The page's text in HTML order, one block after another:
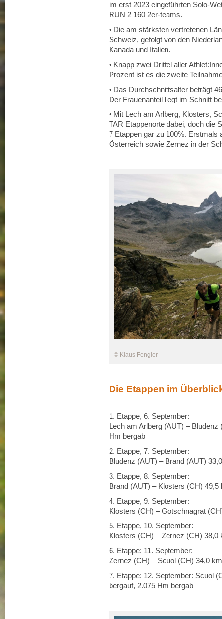
im erst 2023 eingeführten Solo-
RUN 2 160 2er-teams.
• Die am stärksten vertretenen
Schweiz, gefolgt von den
Kanada und Italien.
• Knapp zwei Drittel aller
Prozent ist es die zweite
• Das Durchschnittsalter beträgt
Der Frauenanteil liegt im Schnitt
• Mit Lech am Arlberg, Klosters,
TAR Etappenorte dabei, doch die
7 Etappen gar zu 100%. Erstmals
Österreich sowie Zernez in der
© Klaus Fengler
Die Etappen im
1. Etappe, 6. September:
Lech am Arlberg (AUT) –
Hm bergab
2. Etappe, 7. September:
Bludenz (AUT) – Brand (AUT)
3. Etappe, 8. September:
Brand (AUT) – Klosters (CH)
4. Etappe, 9. September:
Klosters (CH) – Gotschnagrat
5. Etappe, 10. September:
Klosters (CH) – Zernez (CH) 38,0
6. Etappe: 11. September:
Zernez (CH) – Scuol (CH) 34,0
7. Etappe: 12. September: Scuol
bergauf, 2.075 Hm bergab